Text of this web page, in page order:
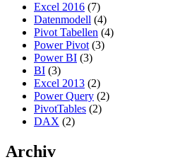
Excel 2016 (7)
Datenmodell (4)
Pivot Tabellen (4)
Power Pivot (3)
Power BI (3)
BI (3)
Excel 2013 (2)
Power Query (2)
PivotTables (2)
DAX (2)
Archiv